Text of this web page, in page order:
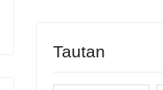
Tautan